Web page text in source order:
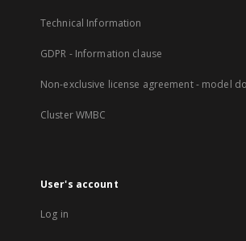
Technical Information
GDPR - Information clause
Non-exclusive license agreement - model
Cluster WMBC
User's account
Log in